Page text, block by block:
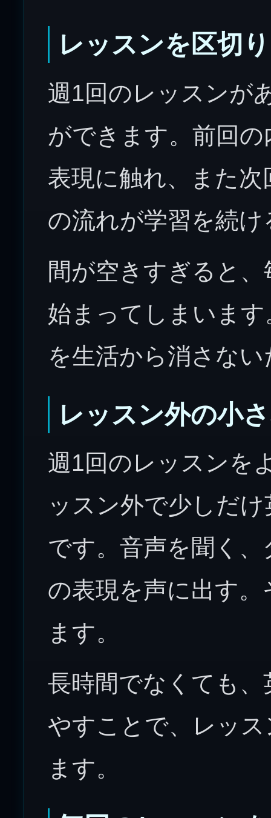
レッスンを区切
週1回のレッスンが
ができます。前回
表現に触れ、また
の流れが学習を続
間が空きすぎると
始まってしまいま
を生活から消さな
レッスン外の小
週1回のレッスンを
ッスン外で少しだ
です。音声を聞く
の表現を声に出す
ます。
長時間でなくても
やすことで、レッ
ます。